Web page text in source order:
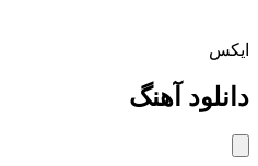
ایکس
دانلود آهنگ